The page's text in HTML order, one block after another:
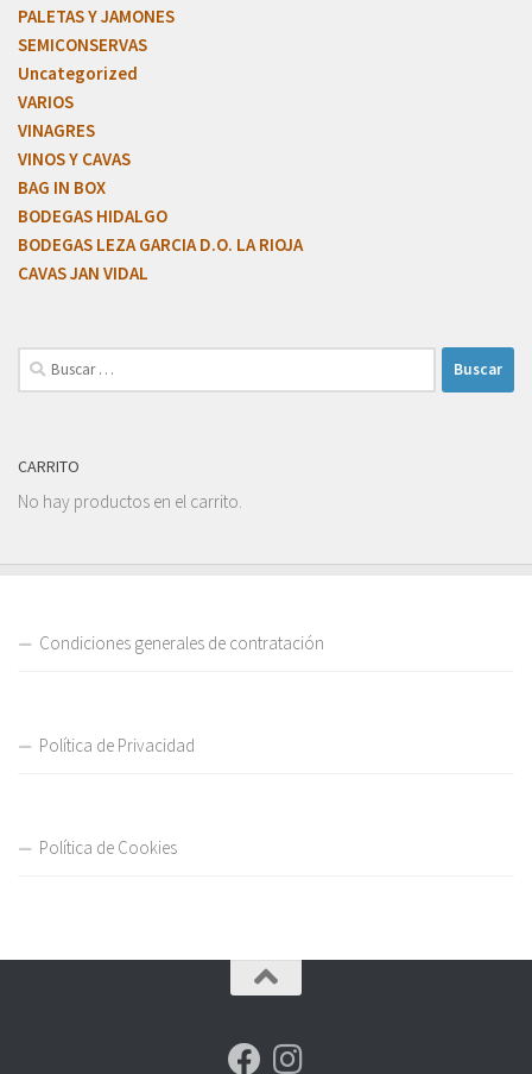
PALETAS Y JAMONES
SEMICONSERVAS
Uncategorized
VARIOS
VINAGRES
VINOS Y CAVAS
BAG IN BOX
BODEGAS HIDALGO
BODEGAS LEZA GARCIA D.O. LA RIOJA
CAVAS JAN VIDAL
CARRITO
No hay productos en el carrito.
Condiciones generales de contratación
Política de Privacidad
Política de Cookies